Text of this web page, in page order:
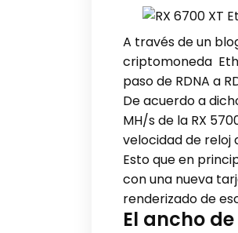
A través de un
criptomoneda
paso de RDNA a
De acuerdo a
MH/s de la RX
velocidad de reloj
Esto que en
con una nueva
renderizado de
El ancho